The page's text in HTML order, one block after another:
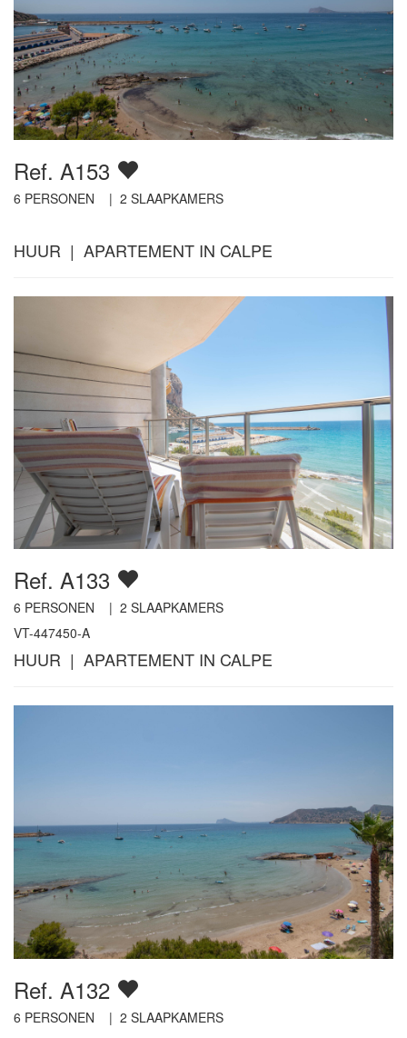
Ref. A153
6 PERSONEN | 2 SLAAPKAMERS
HUUR | APARTEMENT IN CALPE
Ref. A133
6 PERSONEN | 2 SLAAPKAMERS
VT-447450-A
HUUR | APARTEMENT IN CALPE
Ref. A132
6 PERSONEN | 2 SLAAPKAMERS